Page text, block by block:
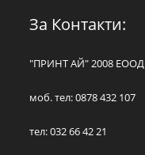
За Контакти:
"ПРИНТ АЙ" 2008 ЕООД
моб. тел: 0878 432 107
тел: 032 66 42 21